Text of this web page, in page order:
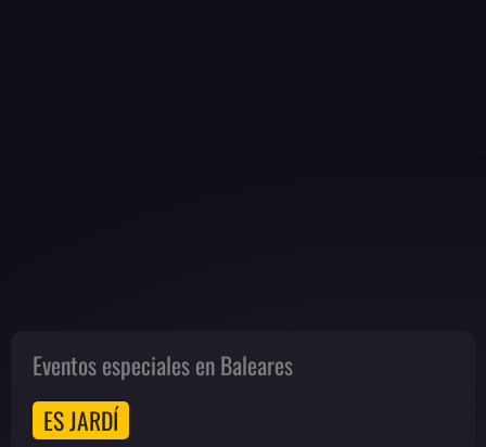
Eventos especiales en Baleares
ES JARDÍ